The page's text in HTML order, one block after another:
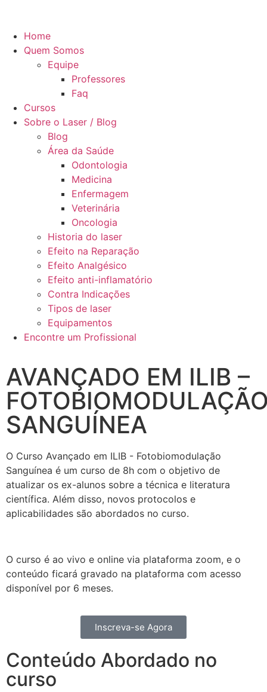
Home
Quem Somos
Equipe
Professores
Faq
Cursos
Sobre o Laser / Blog
Blog
Área da Saúde
Odontologia
Medicina
Enfermagem
Veterinária
Oncologia
Historia do laser
Efeito na Reparação
Efeito Analgésico
Efeito anti-inflamatório
Contra Indicações
Tipos de laser
Equipamentos
Encontre um Profissional
AVANÇADO EM ILIB –
SANGUÍNEA
O Curso Avançado em ILIB - Fotobiomodulação
Sanguínea é um curso de 8h com o objetivo de
atualizar os ex-alunos sobre a técnica e literatura
científica. Além disso, novos protocolos e
aplicabilidades são abordados no curso.
O curso é ao vivo e online via plataforma zoom, e o
conteúdo ficará gravado na plataforma com acesso
disponível por 6 meses.
Inscreva-se Agora
Conteúdo Abordado no
curso